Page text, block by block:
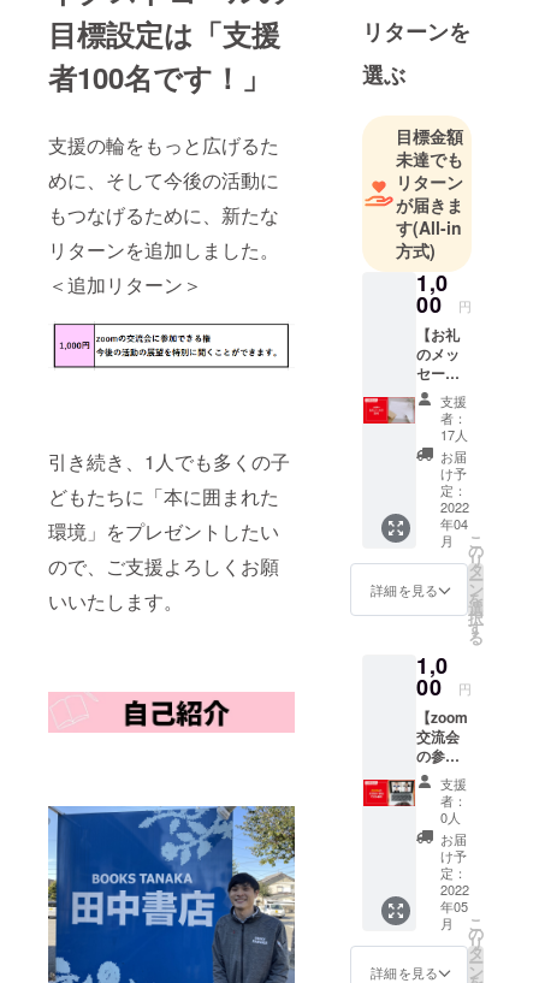
目標設定は「支援
者100名です！」
支援の輪をもっと広げるた
めに、そして今後の活動に
もつなげるために、新たな
リターンを追加しました。
＜追加リターン＞
引き続き、1人でも多くの子
どもたちに「本に囲まれた
環境」をプレゼントしたい
ので、ご支援よろしくお願
いいたします。
「放課後デ
イサービ
ス」の圧倒
的な本不足
を解決させ
るべく、本
の寄付活動
に励んでい
ます。長期
的に活動が
続くよ
う、"まちの
本屋"の挑戦
に支援して
頂けたら嬉
しいです。
リターンを
選ぶ
目標金額
未達でも
リターン
が届きま
す(All-in
方式)
1,0
00 円
【お礼
のメッ
セー
ジ】 た
だただ
応援し
てくだ
さる皆
様へ。
CAMPF
IREの
メッ
セージ
でお礼
のメッ
セージ
りさせ
ていた
だきま
す。
支援
者：
17人
お届
け予
定：
2022
年04
月
詳細を見る
こ
の
リ
タ
ー
ン
を
選
択
す
る
1,0
00 円
【zoom
交流会
の参加
権】 今
回の活
動まで
の経緯
やこれ
からの
活動の
展望、
その他
の私の
本屋で
支援
者：
0人
お届
け予
定：
2022
年05
月
詳細を見る
こ
の
リ
タ
ー
ン